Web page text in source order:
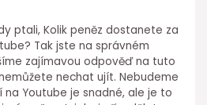
ptali, Kolik peněz dostanete za
Tak jste na správném
zajímavou odpověď na tuto
nechat ujít. Nebudeme
Youtube je snadné, ale je to